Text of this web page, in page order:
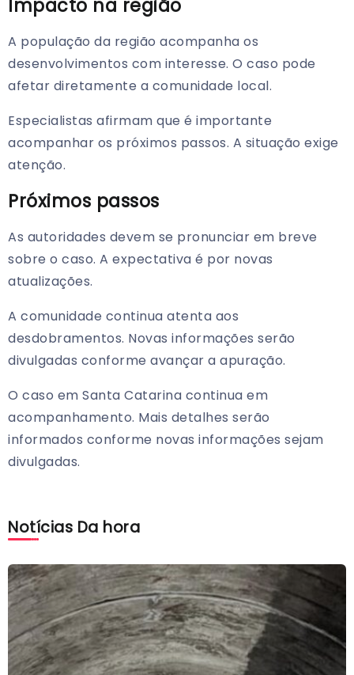
Impacto na região
A população da região acompanha os
desenvolvimentos com interesse. O caso pode
afetar diretamente a comunidade local.
Especialistas afirmam que é importante
acompanhar os próximos passos. A situação exige
atenção.
Próximos passos
As autoridades devem se pronunciar em breve
sobre o caso. A expectativa é por novas
atualizações.
A comunidade continua atenta aos
desdobramentos. Novas informações serão
divulgadas conforme avançar a apuração.
O caso em Santa Catarina continua em
acompanhamento. Mais detalhes serão
informados conforme novas informações sejam
divulgadas.
Notícias Da hora